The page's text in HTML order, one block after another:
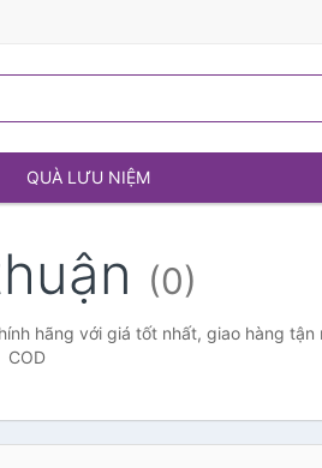
QUÀ LƯU NIỆM
(0)
hãng với giá tốt nhất, giao hàng tận
COD